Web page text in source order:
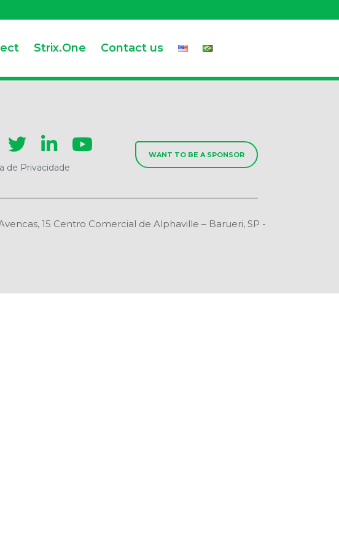
Strix.One Contact us
de Privacidade
WANT TO BE A SPONSOR
15 Centro Comercial de Alphaville – Barueri, SP -